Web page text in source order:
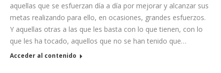
aquellas que se esfuerzan día a día por mejorar y alcanzar sus
metas realizando para ello, en ocasiones, grandes esfuerzos.
Y aquellas otras a las que les basta con lo que tienen, con lo
que les ha tocado, aquellos que no se han tenido que…
Acceder al contenido